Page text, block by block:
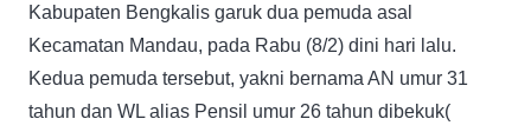
Kabupaten Bengkalis garuk dua pemuda asal
Kecamatan Mandau, pada Rabu (8/2) dini hari lalu.
Kedua pemuda tersebut, yakni bernama AN umur 31
tahun dan WL alias Pensil umur 26 tahun dibekuk(